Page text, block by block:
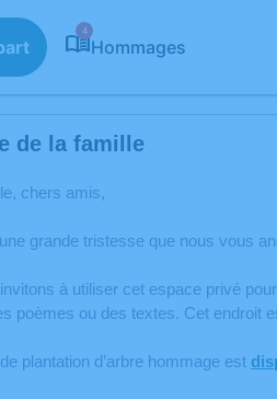
4
Hommages
de la famille
chers amis,
grande tristesse que nous vous
à utiliser cet espace privé
poèmes ou des textes. Cet endroit
plantation d’arbre hommage est